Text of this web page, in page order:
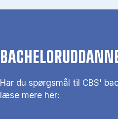
Har du spørgsmål til CBS'
læse mere her: